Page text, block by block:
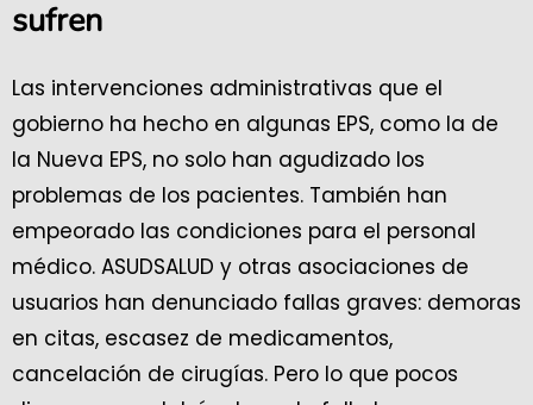
sufren
Las intervenciones administrativas que el
gobierno ha hecho en algunas EPS, como la de
la Nueva EPS, no solo han agudizado los
problemas de los pacientes. También han
empeorado las condiciones para el personal
médico. ASUDSALUD y otras asociaciones de
usuarios han denunciado fallas graves: demoras
en citas, escasez de medicamentos,
cancelación de cirugías. Pero lo que pocos